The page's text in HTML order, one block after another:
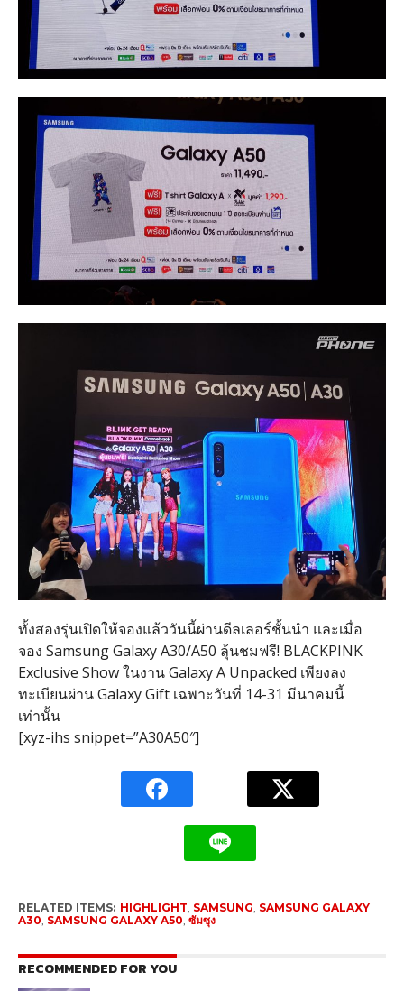
ทั้งสองรุ่นเปิดให้จองแล้ววันนี้ผ่านดีลเลอร์ชั้นนำ และเมื่อ
จอง Samsung Galaxy A30/A50 ลุ้นชมฟรี! BLACKPINK
Exclusive Show ในงาน Galaxy A Unpacked เพียงลง
ทะเบียนผ่าน Galaxy Gift เฉพาะวันที่ 14-31 มีนาคมนี้
เท่านั้น
[xyz-ihs snippet=”A30A50″]
RELATED ITEMS: HIGHLIGHT SAMSUNG SAMSUNG GALAXY
A30 SAMSUNG GALAXY A50 ซัมซุง
RECOMMENDED FOR YOU